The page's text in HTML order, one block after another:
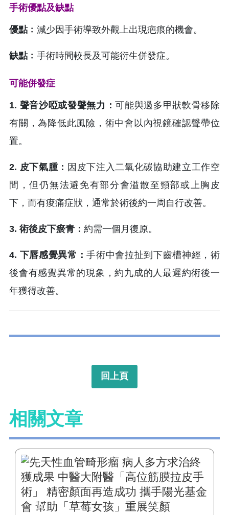
手術優點及缺點
優點﹕ 減少因手術導致外觀上出現疤痕的機會。
缺點﹕ 手術時間較長及可能衍生併發症。
可能併發症
1. 聲音沙啞或發聲無力：可能與過多甲狀軟骨移除
有關，為降低此風險，術中會以內視鏡確認聲帶位
置。
2. 皮下氣腫： 因皮下注入二氧化碳協助建立工作空
間，但仍無法避免有部分會溢散至頸部或上胸皮
下，而有痠痛症狀，通常於術後約一周自行改善。
3. 術後皮下瘀青： 約需一個月復原。
4. 下唇感覺異常：手術中會拉扯到下齒槽神經，術
後會有感覺異常的現象，約九成的人最遲約術後一
年獲得改善。
回上頁
相關文章